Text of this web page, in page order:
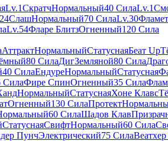
Lv.1СкратчНормальный40 СилаLv.1
СлашНормальный70 СилаLv.30
Lv.54Фларе БлитзОгненный120 Сила
АттрактНормальныйСтатуснаяБеат Up
80 СилаДигЗемляной80 Сила
40 СилаЕндуреНормальныйСтатусная
СилаФире СпинОгненный35 Сила
НормальныйСтатуснаяХоне Клавс
Огненный130 СилаПротект
60 СилаШадов Клав
СтатуснаяСвифтНормальный60 Сила
ПунчЭлектрический75 Сила